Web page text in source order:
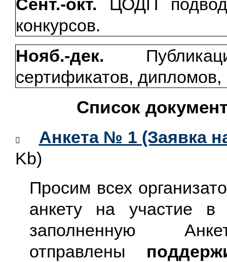
Сент.-окт. ЦОДП
конкурсов.
Нояб.-дек.
сертификатов, дипломов,
Список
​
Анкета № 1 (Заявка
Kb)
Просим всех
анкету на участие
отправлены